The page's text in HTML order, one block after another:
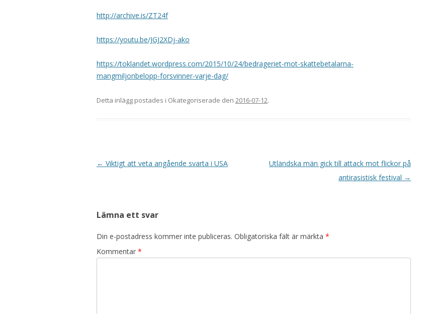
http://archive.is/ZT24f
https://youtu.be/JGJ2XDj-ako
https://toklandet.wordpress.com/2015/10/24/bedrageriet-mot-skattebetalarna-
mangmiljonbelopp-forsvinner-varje-dag/
Detta inlägg postades i Okategoriserade den 2016-07-12.
Inläggsnavigering
← Viktigt att veta angående svarta i USA
Utländska män gick till attack mot flickor på
antirasistisk festival →
Lämna ett svar
Din e-postadress kommer inte publiceras. Obligatoriska fält är märkta *
Kommentar *